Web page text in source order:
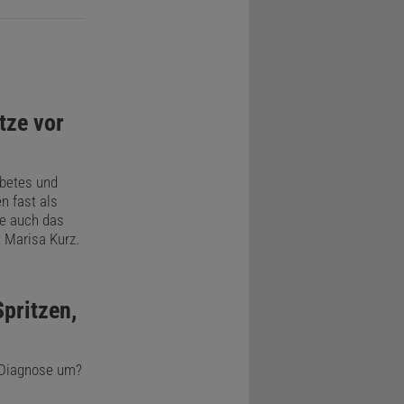
im
aus dem
zu
oder
heilbar,
vor
und
fast als
auch das
Marisa Kurz.
um?